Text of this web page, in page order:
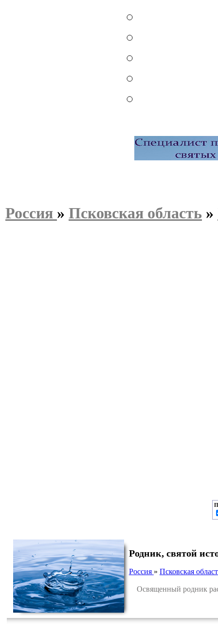
Россия » Псковская область »
Родник, святой
Россия » Псковская
Освященный родник